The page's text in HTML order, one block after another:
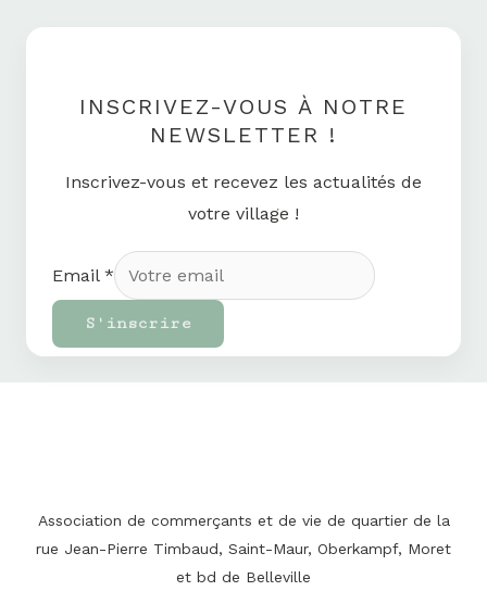
INSCRIVEZ-VOUS À NOTRE
NEWSLETTER !
Inscrivez-vous et recevez les actualités de
votre village !
Email *
S'inscrire
Association de commerçants et de vie de quartier de la
rue Jean-Pierre Timbaud, Saint-Maur, Oberkampf, Moret
et bd de Belleville